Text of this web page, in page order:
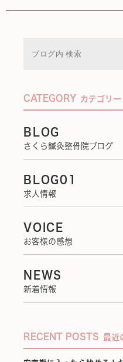
CATEGORY カテゴリー
BLOG
さくら鍼灸整骨院ブログ
BLOG01
求人情報
VOICE
お客様の感想
NEWS
新着情報
RECENT POSTS 最近